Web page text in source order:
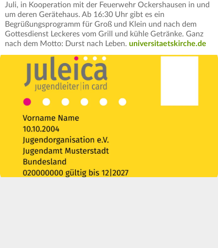
Juli, in Kooperation mit der Feuerwehr Ockershausen in und
um deren Gerätehaus. Ab 16:30 Uhr gibt es ein
Begrüßungsprogramm für Groß und Klein und nach dem
Gottesdienst Leckeres vom Grill und kühle Getränke. Ganz
nach dem Motto: Durst nach Leben. universitaetskirche.de